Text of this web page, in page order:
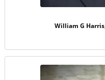
William G Harris